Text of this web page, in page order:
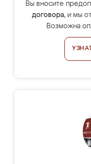
Вы вносите
договора, и мы
Возможна